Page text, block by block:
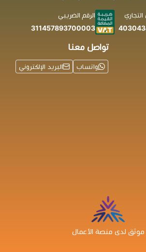
الرقم الضريبي
311457893700003
تواصل معنا
واتساب البريد الإلكتروني
موثق لدى منصة الأعمال